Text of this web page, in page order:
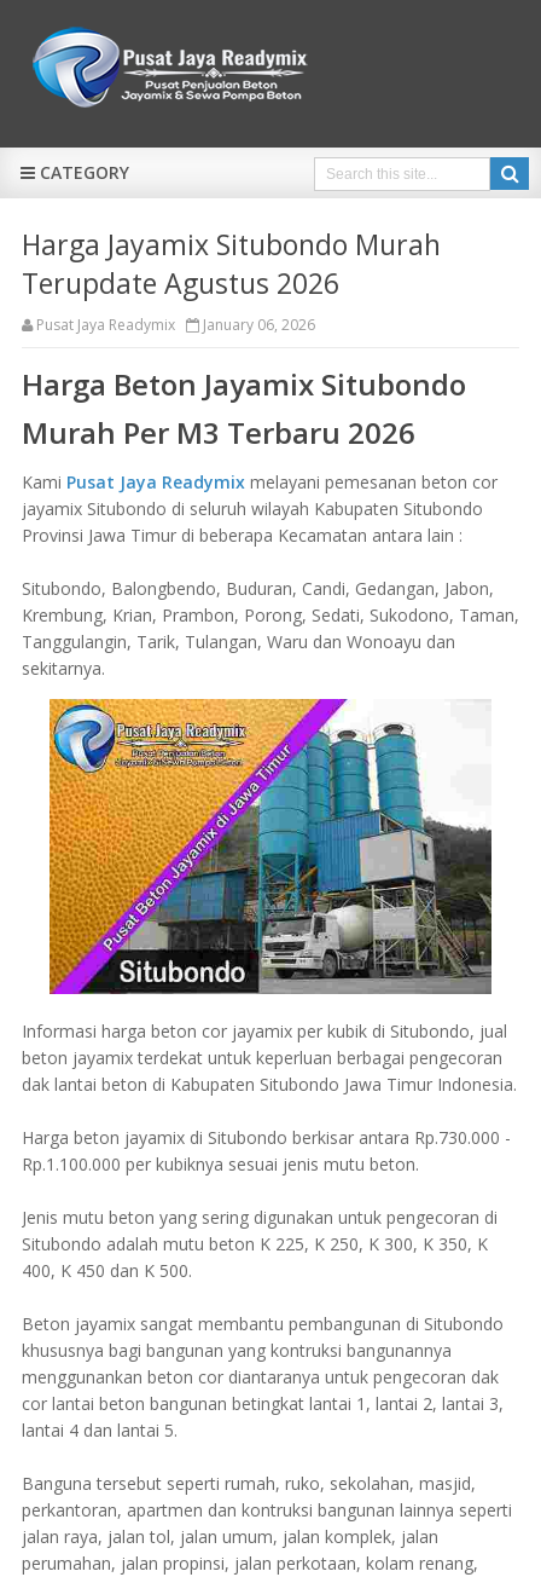
CATEGORY
Harga Jayamix Situbondo Murah
Terupdate Agustus 2026
Pusat Jaya Readymix January 06, 2026
Harga Beton Jayamix Situbondo
Murah Per M3 Terbaru 2026
Kami Pusat Jaya Readymix melayani pemesanan beton cor
jayamix Situbondo di seluruh wilayah Kabupaten Situbondo
Provinsi Jawa Timur di beberapa Kecamatan antara lain :
Situbondo, Balongbendo, Buduran, Candi, Gedangan, Jabon,
Krembung, Krian, Prambon, Porong, Sedati, Sukodono, Taman,
Tanggulangin, Tarik, Tulangan, Waru dan Wonoayu dan
sekitarnya.
Informasi harga beton cor jayamix per kubik di Situbondo, jual
beton jayamix terdekat untuk keperluan berbagai pengecoran
dak lantai beton di Kabupaten Situbondo Jawa Timur Indonesia.
Harga beton jayamix di Situbondo berkisar antara Rp.730.000 -
Rp.1.100.000 per kubiknya sesuai jenis mutu beton.
Jenis mutu beton yang sering digunakan untuk pengecoran di
Situbondo adalah mutu beton K 225, K 250, K 300, K 350, K
400, K 450 dan K 500.
Beton jayamix sangat membantu pembangunan di Situbondo
khususnya bagi bangunan yang kontruksi bangunannya
menggunankan beton cor diantaranya untuk pengecoran dak
cor lantai beton bangunan betingkat lantai 1, lantai 2, lantai 3,
lantai 4 dan lantai 5.
Banguna tersebut seperti rumah, ruko, sekolahan, masjid,
perkantoran, apartmen dan kontruksi bangunan lainnya seperti
jalan raya, jalan tol, jalan umum, jalan komplek, jalan
perumahan, jalan propinsi, jalan perkotaan, kolam renang,